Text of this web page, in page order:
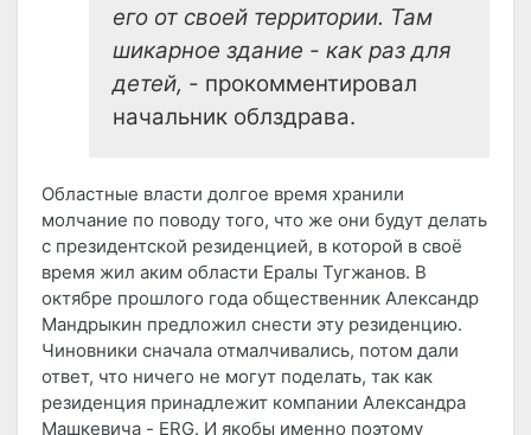
его от своей территории. Там
шикарное здание - как раз для
детей, - прокомментировал
начальник облздрава.
Областные власти долгое время хранили
молчание по поводу того, что же они будут делать
с президентской резиденцией, в которой в своё
время жил аким области Ералы Тугжанов. В
октябре прошлого года общественник Александр
Мандрыкин предложил снести эту резиденцию.
Чиновники сначала отмалчивались, потом дали
ответ, что ничего не могут поделать, так как
резиденция принадлежит компании Александра
Машкевича - ERG. И якобы именно поэтому